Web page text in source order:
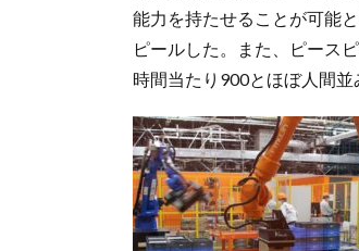
能力を持たせることが可能
ピールした。また、ピース
時間当たり900とほぼ人間並